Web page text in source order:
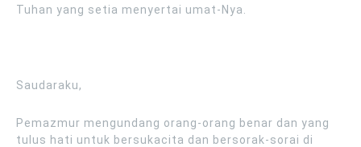
Tuhan yang setia menyertai umat-Nya.
Saudaraku,
Pemazmur mengundang orang-orang benar dan yang
tulus hati untuk bersukacita dan bersorak-sorai di